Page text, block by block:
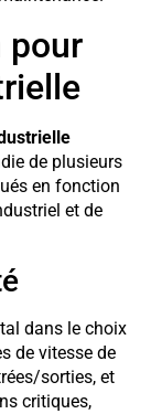
pour
de plusieurs
en fonction
et de
dans le choix
de vitesse de
sorties, et
critiques,